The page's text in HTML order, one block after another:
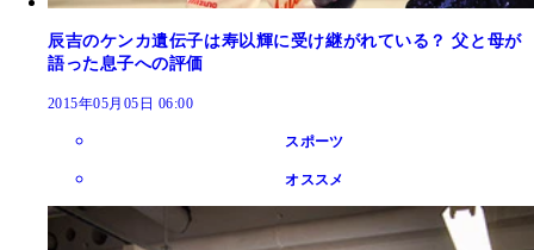
辰吉のケンカ遺伝子は寿以輝に受け継がれている？ 父と母が
語った息子への評価
2015年05月05日 06:00
スポーツ
オススメ